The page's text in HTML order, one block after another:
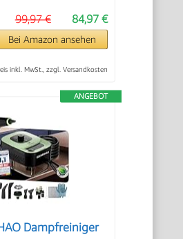
84,97 €
99,97 €
Bei Amazon ansehen
inkl. MwSt., zzgl. Versandkosten
ANGEBOT
Dampfreiniger